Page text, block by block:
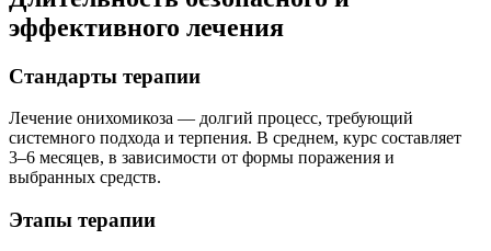
эффективного лечения
Стандарты терапии
Лечение онихомикоза — долгий процесс, требующий
системного подхода и терпения. В среднем, курс составляет
3–6 месяцев, в зависимости от формы поражения и
выбранных средств.
Этапы терапии